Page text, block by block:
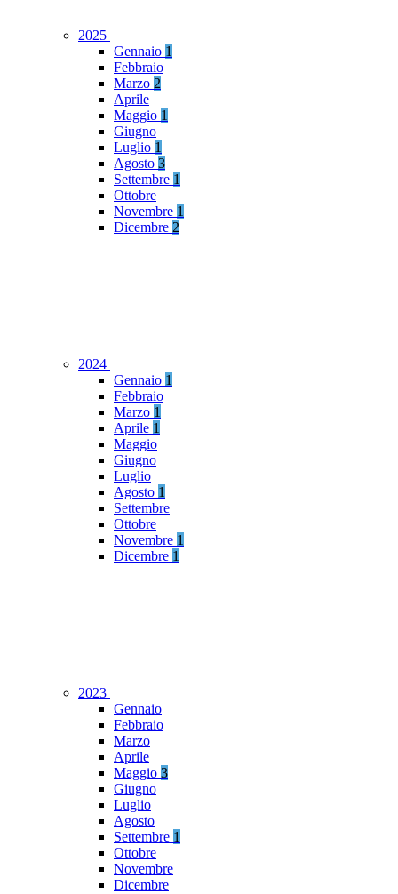
2025
Gennaio 1
Febbraio
Marzo 2
Aprile
Maggio 1
Giugno
Luglio 1
Agosto 3
Settembre 1
Ottobre
Novembre 1
Dicembre 2
2024
Gennaio 1
Febbraio
Marzo 1
Aprile 1
Maggio
Giugno
Luglio
Agosto 1
Settembre
Ottobre
Novembre 1
Dicembre 1
2023
Gennaio
Febbraio
Marzo
Aprile
Maggio 3
Giugno
Luglio
Agosto
Settembre 1
Ottobre
Novembre
Dicembre